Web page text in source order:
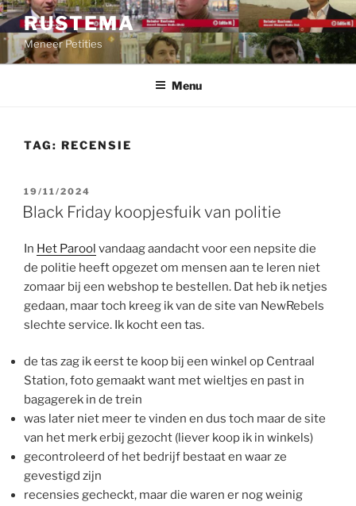
Ga
naar
inhoud
RUSTEMA
Meneer Petities
Menu
TAG: RECENSIE
GEPLAATST
OP
19/11/2024
Black Friday koopjesfuik van politie
In Het Parool vandaag aandacht voor een nepsite die
de politie heeft opgezet om mensen aan te leren niet
zomaar bij een webshop te bestellen. Dat heb ik netjes
gedaan, maar toch kreeg ik van de site van NewRebels
slechte service. Ik kocht een tas.
de tas zag ik eerst te koop bij een winkel op Centraal
Station, foto gemaakt want met wieltjes en past in
bagagerek in de trein
was later niet meer te vinden en dus toch maar de site
van het merk erbij gezocht (liever koop ik in winkels)
gecontroleerd of het bedrijf bestaat en waar ze
gevestigd zijn
recensies gecheckt, maar die waren er nog weinig